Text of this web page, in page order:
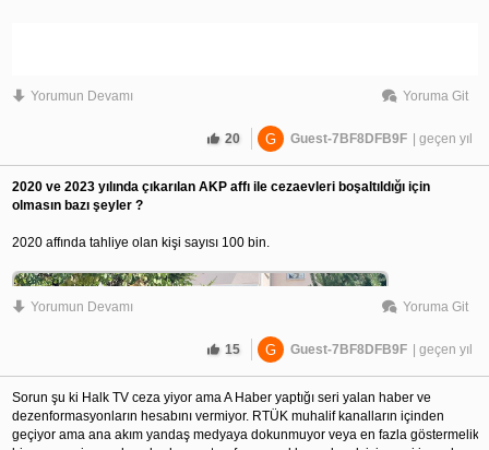
Yorumun Devamı Yoruma Git
20 G Guest-7BF8DFB9F | geçen yıl
2020 ve 2023 yılında çıkarılan AKP affı ile cezaevleri boşaltıldığı için
olmasın bazı şeyler ?
2020 affında tahliye olan kişi sayısı 100 bin.
Yorumun Devamı Yoruma Git
15 G Guest-7BF8DFB9F | geçen yıl
Sorun şu ki Halk TV ceza yiyor ama A Haber yaptığı seri yalan haber ve
dezenformasyonların hesabını vermiyor. RTÜK muhalif kanalların içinden
geçiyor ama ana akım yandaş medyaya dokunmuyor veya en fazla göstermelik